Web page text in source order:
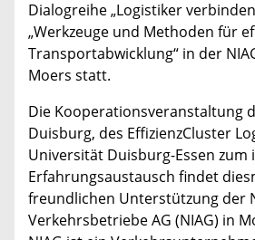
Dialogreihe „Logistiker
„Werkzeuge und Methoden für
Transportabwicklung“ in der
Moers statt.
Die Kooperationsveranstaltung
Duisburg, des EffizienzCluster
Universität Duisburg-Essen zum
Erfahrungsaustausch findet
freundlichen Unterstützung der
Verkehrsbetriebe AG (NIAG) in